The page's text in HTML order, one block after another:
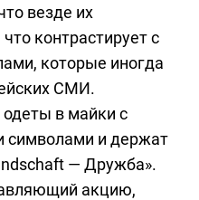
везде их
контрастирует с
которые иногда
СМИ.
одеты в майки с
символами и держат
— Дружба».
акцию,